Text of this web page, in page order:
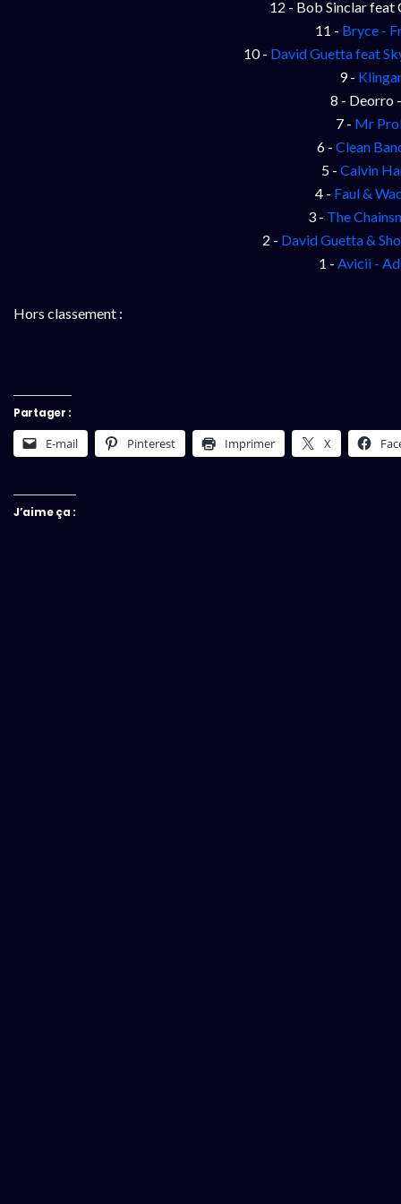
12 - Bob Sinclar feat
11 - Bryce -
10 - David Guetta feat
9 -
8 - Deorro
7 - Mr
6 - Clean
5 - Calvin
4 - Faul &
3 - The
2 - David Guetta &
1 - Avicii -
Hors classement :
Partager :
E-mail Pinterest Imprimer X
J’aime ça :